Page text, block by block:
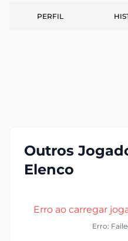
PERFIL
Outros
Elenco
Erro ao carregar
Erro: